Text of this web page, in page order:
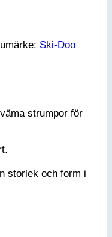
Ski-Doo
strumpor för
storlek och form i